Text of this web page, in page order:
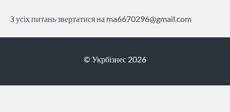
З усіх питань звертатися на ma6670296@gmail.com
© Укрбізнес 2026